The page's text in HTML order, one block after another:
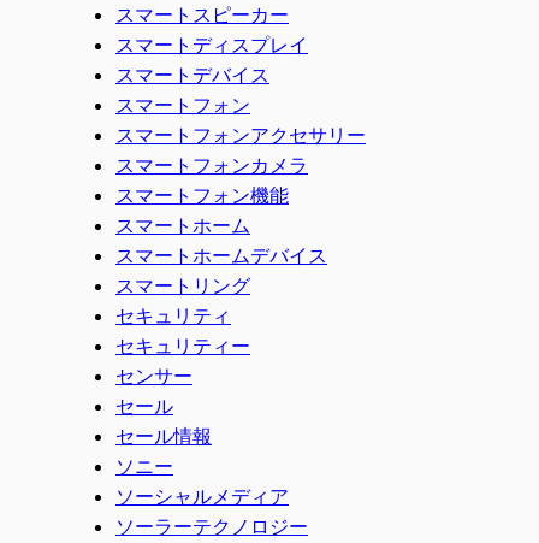
スマートスピーカー
スマートディスプレイ
スマートデバイス
スマートフォン
スマートフォンアクセサリー
スマートフォンカメラ
スマートフォン機能
スマートホーム
スマートホームデバイス
スマートリング
セキュリティ
セキュリティー
センサー
セール
セール情報
ソニー
ソーシャルメディア
ソーラーテクノロジー